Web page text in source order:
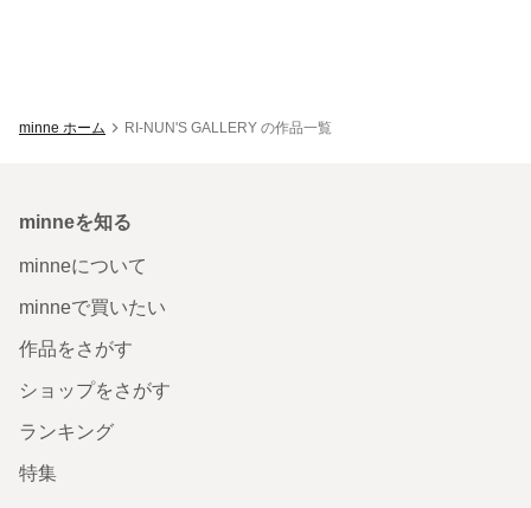
minne ホーム RI-NUN'S GALLERY の作品一覧
minneを知る
minneについて
minneで買いたい
作品をさがす
ショップをさがす
ランキング
特集